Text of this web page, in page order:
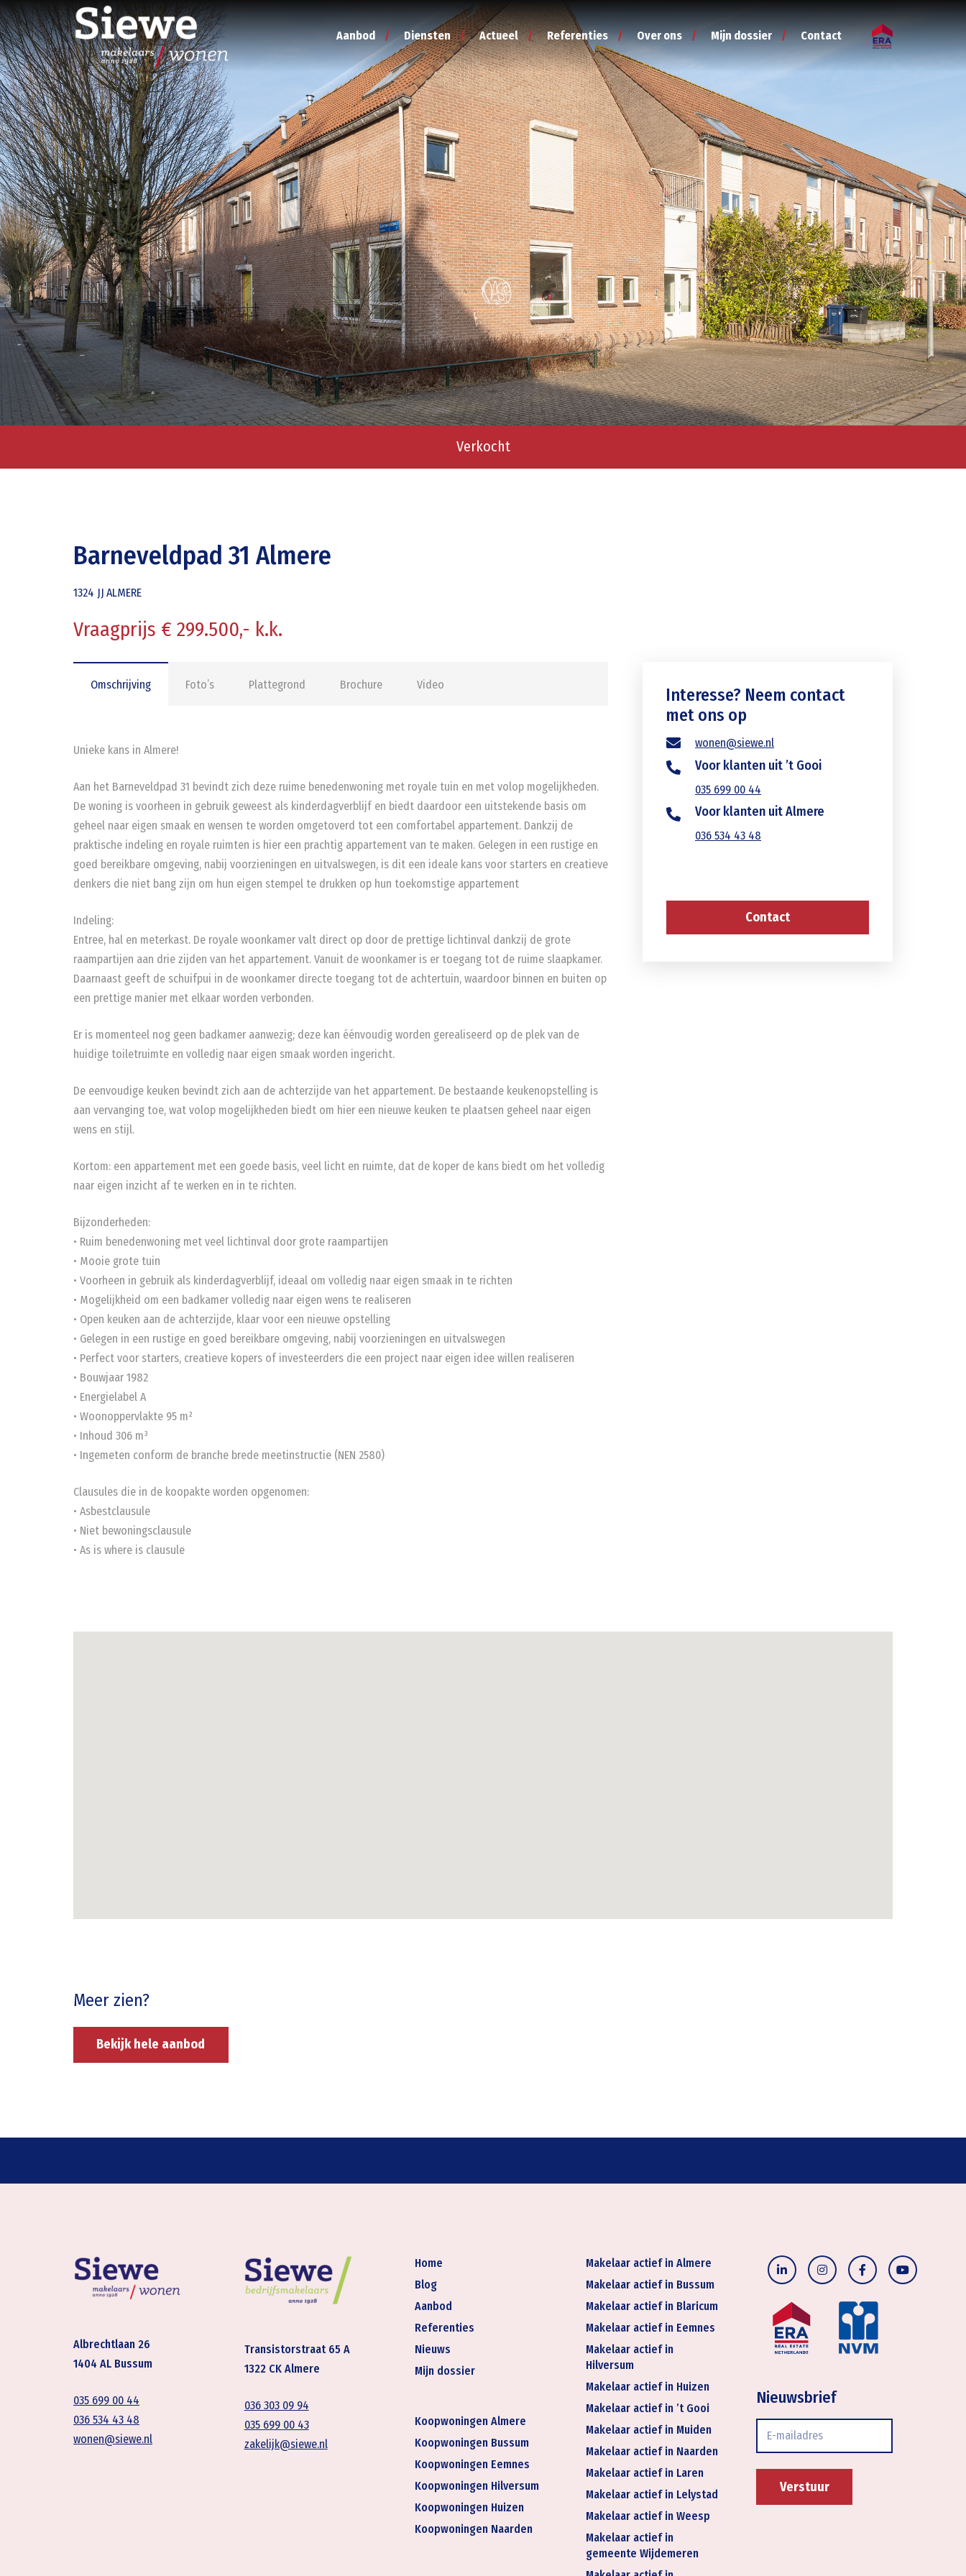
Aanbod Diensten Actueel Referenties Over ons Mijn dossier Contact
Verkocht
Barneveldpad 31 Almere
1324 JJ ALMERE
Vraagprijs € 299.500,- k.k.
Omschrijving Foto’s Plattegrond Brochure Video
Unieke kans in Almere!
Aan het Barneveldpad 31 bevindt zich deze ruime benedenwoning met royale tuin en met volop mogelijkheden.
De woning is voorheen in gebruik geweest als kinderdagverblijf en biedt daardoor een uitstekende basis om
geheel naar eigen smaak en wensen te worden omgetoverd tot een comfortabel appartement. Dankzij de
praktische indeling en royale ruimten is hier een prachtig appartement van te maken. Gelegen in een rustige en
goed bereikbare omgeving, nabij voorzieningen en uitvalswegen, is dit een ideale kans voor starters en creatieve
denkers die niet bang zijn om hun eigen stempel te drukken op hun toekomstige appartement
Indeling:
Entree, hal en meterkast. De royale woonkamer valt direct op door de prettige lichtinval dankzij de grote
raampartijen aan drie zijden van het appartement. Vanuit de woonkamer is er toegang tot de ruime slaapkamer.
Daarnaast geeft de schuifpui in de woonkamer directe toegang tot de achtertuin, waardoor binnen en buiten op
een prettige manier met elkaar worden verbonden.
Er is momenteel nog geen badkamer aanwezig; deze kan éénvoudig worden gerealiseerd op de plek van de
huidige toiletruimte en volledig naar eigen smaak worden ingericht.
De eenvoudige keuken bevindt zich aan de achterzijde van het appartement. De bestaande keukenopstelling is
aan vervanging toe, wat volop mogelijkheden biedt om hier een nieuwe keuken te plaatsen geheel naar eigen
wens en stijl.
Kortom: een appartement met een goede basis, veel licht en ruimte, dat de koper de kans biedt om het volledig
naar eigen inzicht af te werken en in te richten.
Bijzonderheden:
• Ruim benedenwoning met veel lichtinval door grote raampartijen
• Mooie grote tuin
• Voorheen in gebruik als kinderdagverblijf, ideaal om volledig naar eigen smaak in te richten
• Mogelijkheid om een badkamer volledig naar eigen wens te realiseren
• Open keuken aan de achterzijde, klaar voor een nieuwe opstelling
• Gelegen in een rustige en goed bereikbare omgeving, nabij voorzieningen en uitvalswegen
• Perfect voor starters, creatieve kopers of investeerders die een project naar eigen idee willen realiseren
• Bouwjaar 1982
• Energielabel A
• Woonoppervlakte 95 m²
• Inhoud 306 m³
• Ingemeten conform de branche brede meetinstructie (NEN 2580)
Clausules die in de koopakte worden opgenomen:
• Asbestclausule
• Niet bewoningsclausule
• As is where is clausule
Interesse? Neem contact
met ons op
wonen@siewe.nl
Voor klanten uit ’t Gooi
035 699 00 44
Voor klanten uit Almere
036 534 43 48
Contact
Meer zien?
Bekijk hele aanbod
Albrechtlaan 26
1404 AL Bussum
035 699 00 44
036 534 43 48
wonen@siewe.nl
Transistorstraat 65 A
1322 CK Almere
036 303 09 94
035 699 00 43
zakelijk@siewe.nl
Home
Blog
Aanbod
Referenties
Nieuws
Mijn dossier
Koopwoningen Almere
Koopwoningen Bussum
Koopwoningen Eemnes
Koopwoningen Hilversum
Koopwoningen Huizen
Koopwoningen Naarden
Makelaar actief in Almere
Makelaar actief in Bussum
Makelaar actief in Blaricum
Makelaar actief in Eemnes
Makelaar actief in
Hilversum
Makelaar actief in Huizen
Makelaar actief in ’t Gooi
Makelaar actief in Muiden
Makelaar actief in Naarden
Makelaar actief in Laren
Makelaar actief in Lelystad
Makelaar actief in Weesp
Makelaar actief in
gemeente Wijdemeren
Nieuwsbrief